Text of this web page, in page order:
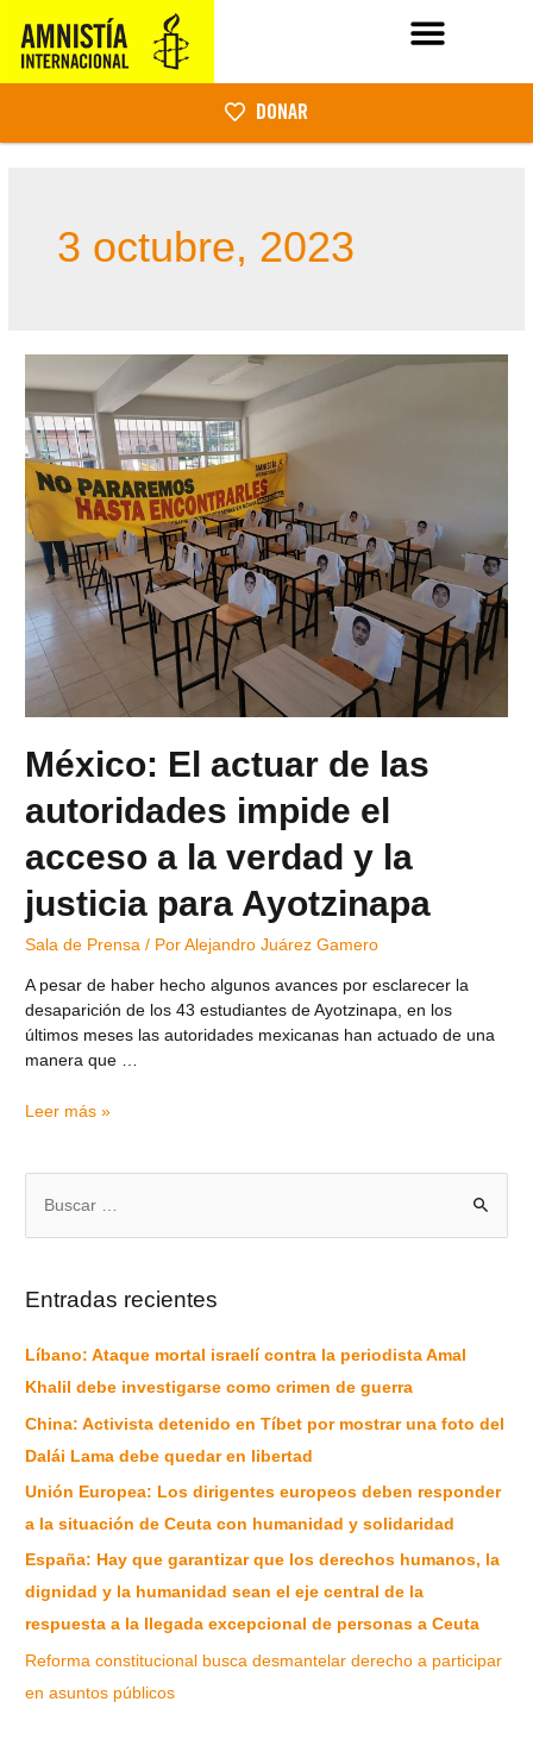
DONAR
3 octubre, 2023
México: El actuar de las
autoridades impide el
acceso a la verdad y la
justicia para Ayotzinapa
Sala de Prensa / PorAlejandro Juárez Gamero
A pesar de haber hecho algunos avances por esclarecer la
desaparición de los 43 estudiantes de Ayotzinapa, en los
últimos meses las autoridades mexicanas han actuado de una
manera que …
Leer más »
Entradas recientes
Líbano: Ataque mortal israelí contra la periodista Amal
Khalil debe investigarse como crimen de guerra
China: Activista detenido en Tíbet por mostrar una foto del
Dalái Lama debe quedar en libertad
Unión Europea: Los dirigentes europeos deben responder
a la situación de Ceuta con humanidad y solidaridad
España: Hay que garantizar que los derechos humanos, la
dignidad y la humanidad sean el eje central de la
respuesta a la llegada excepcional de personas a Ceuta
Reforma constitucional busca desmantelar derecho a participar
en asuntos públicos